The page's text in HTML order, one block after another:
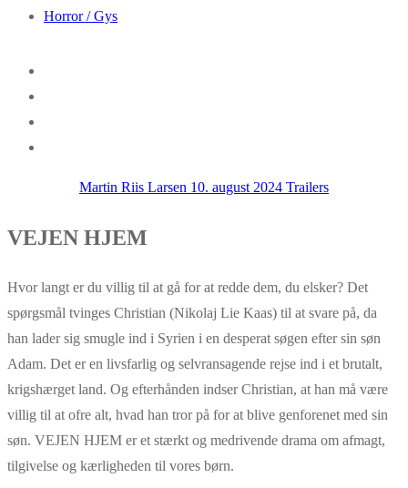
Horror / Gys
Martin Riis Larsen 10. august 2024 Trailers
VEJEN HJEM
Hvor langt er du villig til at gå for at redde dem, du elsker? Det
spørgsmål tvinges Christian (Nikolaj Lie Kaas) til at svare på, da
han lader sig smugle ind i Syrien i en desperat søgen efter sin søn
Adam. Det er en livsfarlig og selvransagende rejse ind i et brutalt,
krigshærget land. Og efterhånden indser Christian, at han må være
villig til at ofre alt, hvad han tror på for at blive genforenet med sin
søn. VEJEN HJEM er et stærkt og medrivende drama om afmagt,
tilgivelse og kærligheden til vores børn.